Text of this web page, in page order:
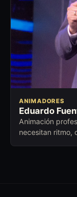
ANIMADORES
Eduardo
Animación
necesitan ritmo,